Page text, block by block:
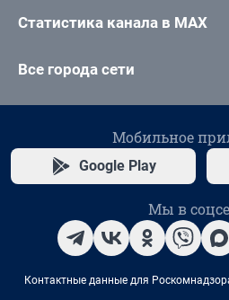
Статистика канала в MAX
Все города сети
Мобильное
Google Play
Мы в
Контактные данные для